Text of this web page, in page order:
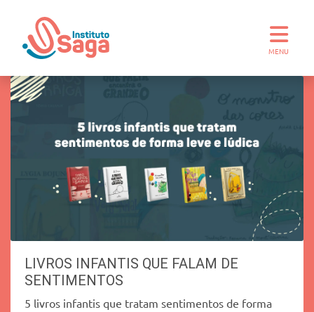
MENU
LIVROS INFANTIS QUE FALAM DE
SENTIMENTOS
5 livros infantis que tratam sentimentos de forma